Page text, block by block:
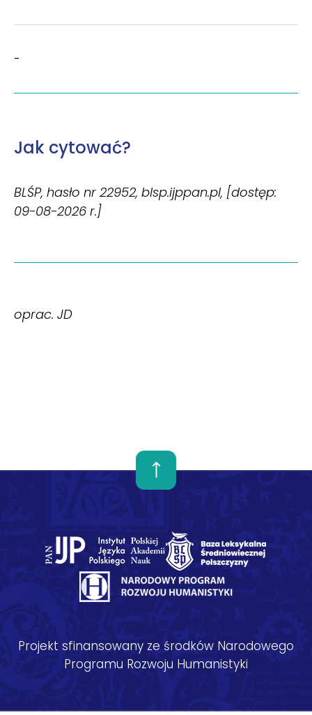
-
Jak cytować?
BLŚP, hasło nr 22952, blsp.ijppan.pl, [dostęp:
09-08-2026 r.]
oprac. JD
Projekt sfinansowany ze środków Narodowego
Programu Rozwoju Humanistyki